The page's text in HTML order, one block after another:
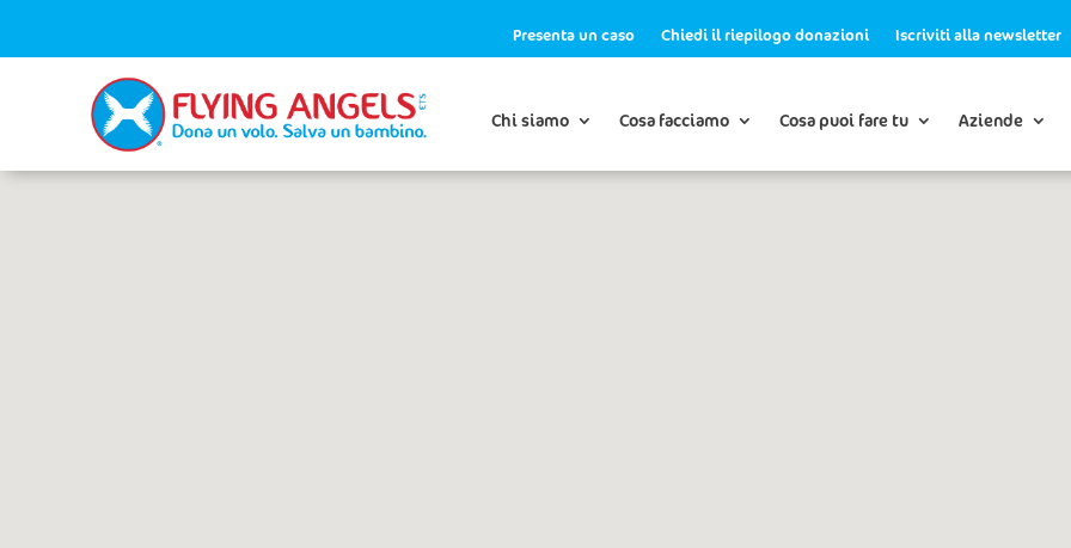
Presenta un caso Chiedi il riepilogo donazioni Iscriviti alla newsletter
Chi siamo Cosa facciamo Cosa puoi fare tu Aziende